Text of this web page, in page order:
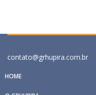
contato@grhupira.com.br
HOME